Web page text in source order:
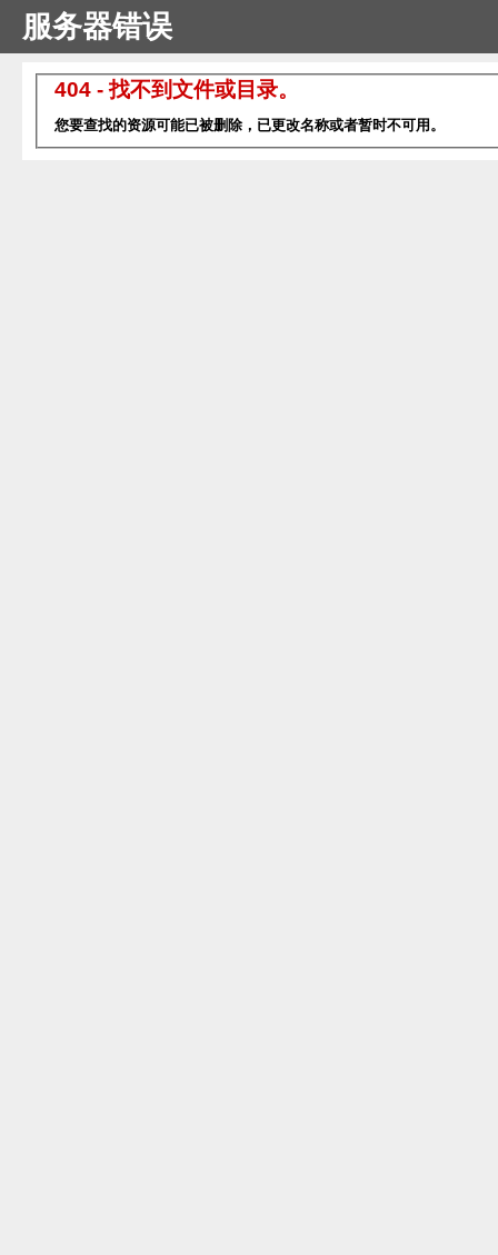
服务器错误
404 - 找不到文件或目录。
您要查找的资源可能已被删除，已更改名称或者暂时不可用。